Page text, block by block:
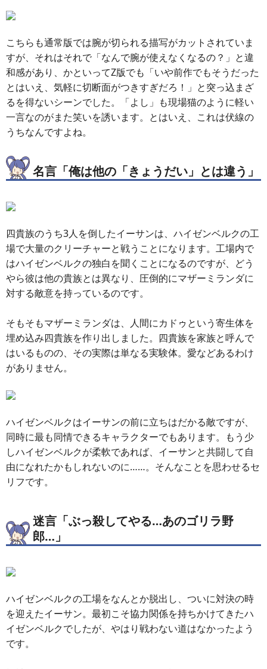
こちらも通常版では腕が切られる描写がカットされていま
すが、それはそれで「なんで腕が使えなくなるの？」と違
和感があり、かといってZ版でも「いや前作でもそうだった
とはいえ、気軽に切断面がつきすぎだろ！」と突っ込まざ
るを得ないシーンでした。「よし」も現場猫のように軽い
一言なのがまた笑いを誘います。とはいえ、これは伏線の
うちなんですよね。
名言「俺は他の「きょうだい」とは違う」
四貴族のうち3人を倒したイーサンは、ハイゼンベルクの工
場で大量のクリーチャーと戦うことになります。工場内で
はハイゼンベルクの独白を聞くことになるのですが、どう
やら彼は他の貴族とは異なり、圧倒的にマザーミランダに
対する敵意を持っているのです。
そもそもマザーミランダは、人間にカドゥという寄生体を
埋め込み四貴族を作り出しました。四貴族を家族と呼んで
はいるものの、その実際は単なる実験体。愛などあるわけ
がありません。
ハイゼンベルクはイーサンの前に立ちはだかる敵ですが、
同時に最も同情できるキャラクターでもあります。もう少
しハイゼンベルクが柔軟であれば、イーサンと共闘して自
由になれたかもしれないのに……。そんなことを思わせるセ
リフです。
迷言「ぶっ殺してやる…あのゴリラ野
郎…」
ハイゼンベルクの工場をなんとか脱出し、ついに対決の時
を迎えたイーサン。最初こそ協力関係を持ちかけてきたハ
イゼンベルクでしたが、やはり戦わない道はなかったよう
です。